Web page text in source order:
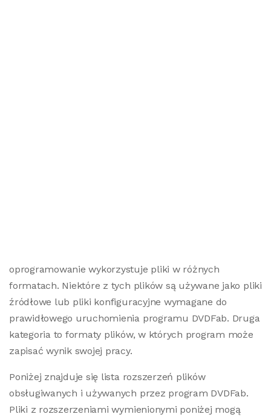
oprogramowanie wykorzystuje pliki w różnych
formatach. Niektóre z tych plików są używane jako pliki
źródłowe lub pliki konfiguracyjne wymagane do
prawidłowego uruchomienia programu DVDFab. Druga
kategoria to formaty plików, w których program może
zapisać wynik swojej pracy.
Poniżej znajduje się lista rozszerzeń plików
obsługiwanych i używanych przez program DVDFab.
Pliki z rozszerzeniami wymienionymi poniżej mogą